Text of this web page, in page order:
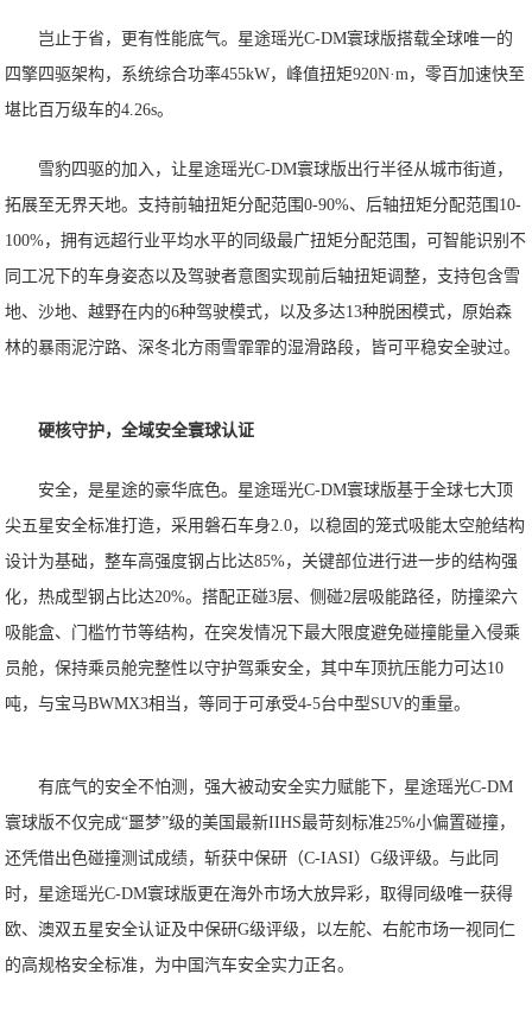
岂止于省，更有性能底气。星途瑶光C-DM寰球版搭载全球唯一的
四擎四驱架构，系统综合功率455kW，峰值扭矩920N·m，零百加速快至
堪比百万级车的4.26s。
雪豹四驱的加入，让星途瑶光C-DM寰球版出行半径从城市街道，
拓展至无界天地。支持前轴扭矩分配范围0-90%、后轴扭矩分配范围10-
100%，拥有远超行业平均水平的同级最广扭矩分配范围，可智能识别不
同工况下的车身姿态以及驾驶者意图实现前后轴扭矩调整，支持包含雪
地、沙地、越野在内的6种驾驶模式，以及多达13种脱困模式，原始森
林的暴雨泥泞路、深冬北方雨雪霏霏的湿滑路段，皆可平稳安全驶过。
硬核守护，全域安全寰球认证
安全，是星途的豪华底色。星途瑶光C-DM寰球版基于全球七⼤顶
尖五星安全标准打造，采用磐⽯车⾝2.0，以稳固的笼式吸能太空舱结构
设计为基础，整车高强度钢占比达85%，关键部位进行进一步的结构强
化，热成型钢占比达20%。搭配正碰3层、侧碰2层吸能路径，防撞梁六
吸能盒、门槛竹节等结构，在突发情况下最大限度避免碰撞能量入侵乘
员舱，保持乘员舱完整性以守护驾乘安全，其中车顶抗压能力可达10
吨，与宝马BWMX3相当，等同于可承受4-5台中型SUV的重量。
有底气的安全不怕测，强大被动安全实力赋能下，星途瑶光C-DM
寰球版不仅完成“噩梦”级的美国最新IIHS最苛刻标准25%小偏置碰撞，
还凭借出色碰撞测试成绩，斩获中保研（C-IASI）G级评级。与此同
时，星途瑶光C-DM寰球版更在海外市场大放异彩，取得同级唯⼀获得
欧、澳双五星安全认证及中保研G级评级，以左舵、右舵市场一视同仁
的高规格安全标准，为中国汽车安全实力正名。